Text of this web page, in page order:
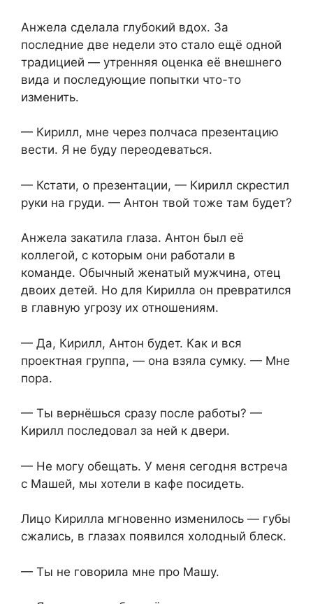
Анжела сделала глубокий вдох. За
последние две недели это стало ещё одной
традицией — утренняя оценка её внешнего
вида и последующие попытки что-то
изменить.
— Кирилл, мне через полчаса презентацию
вести. Я не буду переодеваться.
— Кстати, о презентации, — Кирилл скрестил
руки на груди. — Антон твой тоже там будет?
Анжела закатила глаза. Антон был её
коллегой, с которым они работали в
команде. Обычный женатый мужчина, отец
двоих детей. Но для Кирилла он превратился
в главную угрозу их отношениям.
— Да, Кирилл, Антон будет. Как и вся
проектная группа, — она взяла сумку. — Мне
пора.
— Ты вернёшься сразу после работы? —
Кирилл последовал за ней к двери.
— Не могу обещать. У меня сегодня встреча
с Машей, мы хотели в кафе посидеть.
Лицо Кирилла мгновенно изменилось — губы
сжались, в глазах появился холодный блеск.
— Ты не говорила мне про Машу.